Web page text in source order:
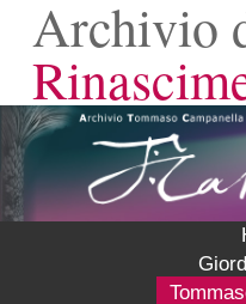
Archivio